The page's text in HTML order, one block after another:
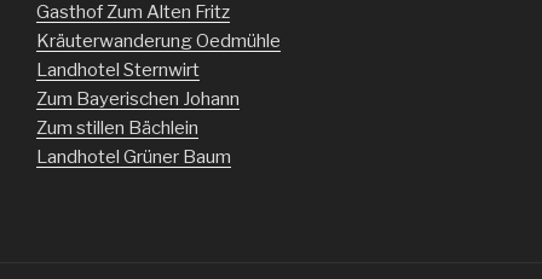
Gasthof Zum Alten Fritz
Kräuterwanderung Oedmühle
Landhotel Sternwirt
Zum Bayerischen Johann
Zum stillen Bächlein
Landhotel Grüner Baum